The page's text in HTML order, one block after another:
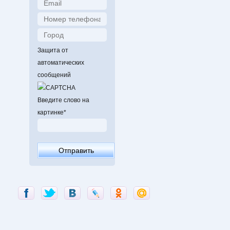
Защита от
автоматических
сообщений
Введите слово на
картинке*